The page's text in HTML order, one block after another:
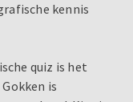
kennis
quiz is het
is